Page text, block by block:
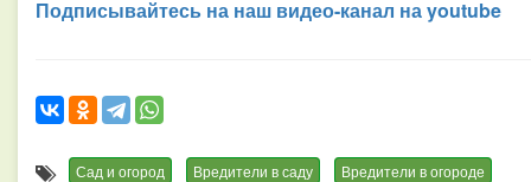
Подписывайтесь на наш видео-канал на youtube
Сад и огород Вредители в саду Вредители в огороде